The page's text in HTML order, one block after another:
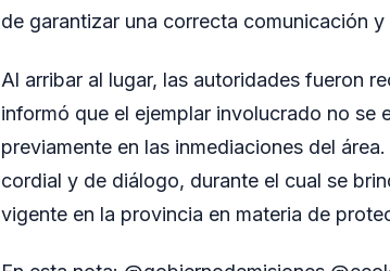
de garantizar una correcta comunicación
Al arribar al lugar, las autoridades fueron
informó que el ejemplar involucrado no se
previamente en las inmediaciones del
cordial y de diálogo, durante el cual se
vigente en la provincia en materia de